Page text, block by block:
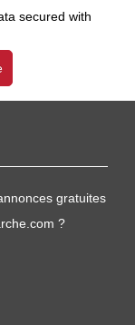
secured with
gratuites
?